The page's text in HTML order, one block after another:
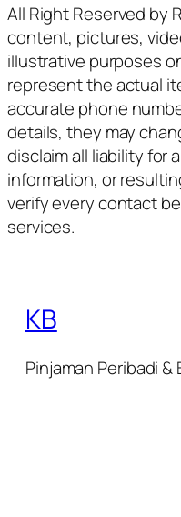
All Right Reserved by
content, pictures,
illustrative purposes
represent the actual
accurate phone
details, they may
disclaim all liability for
information, or
verify every contact
services.
KB
Pinjaman Peribadi